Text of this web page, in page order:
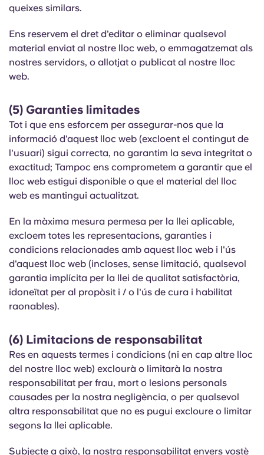
queixes similars.
Ens reservem el dret d'editar o eliminar qualsevol
material enviat al nostre lloc web, o emmagatzemat als
nostres servidors, o allotjat o publicat al nostre lloc
web.
(5) Garanties limitades
Tot i que ens esforcem per assegurar-nos que la
informació d'aquest lloc web (excloent el contingut de
l'usuari) sigui correcta, no garantim la seva integritat o
exactitud; Tampoc ens comprometem a garantir que el
lloc web estigui disponible o que el material del lloc
web es mantingui actualitzat.
En la màxima mesura permesa per la llei aplicable,
excloem totes les representacions, garanties i
condicions relacionades amb aquest lloc web i l'ús
d'aquest lloc web (incloses, sense limitació, qualsevol
garantia implícita per la llei de qualitat satisfactòria,
idoneïtat per al propòsit i / o l'ús de cura i habilitat
raonables).
(6) Limitacions de responsabilitat
Res en aquests termes i condicions (ni en cap altre lloc
del nostre lloc web) exclourà o limitarà la nostra
responsabilitat per frau, mort o lesions personals
causades per la nostra negligència, o per qualsevol
altra responsabilitat que no es pugui excloure o limitar
segons la llei aplicable.
Subjecte a això, la nostra responsabilitat envers vostè